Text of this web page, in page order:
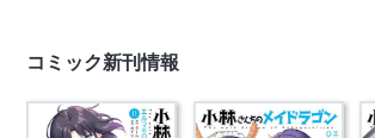
コミック新刊情報